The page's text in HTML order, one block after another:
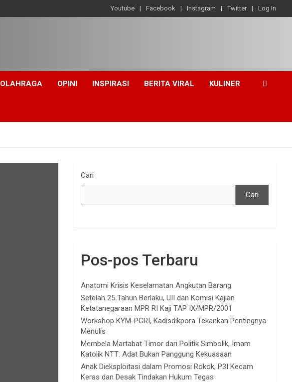
Youtube Facebook Instagram Twitter Log In
OLAHRAGA OPINI INSPIRASI BERITA VIRAL KULINER
Cari
Cari
Pos-pos Terbaru
Anatomi Krisis Keselamatan Angkutan Barang
Setelah 25 Tahun Berlaku, UII dan Komisi Kajian
Ketatanegaraan MPR RI Kaji TAP IX/MPR/2001
Workshop KYM-PGRI, Kadisdikpora Tekankan Pentingnya
Menulis
Membela Martabat Timor dari Politik Simbolik, Imam
Katolik NTT: Adat Bukan Panggung Kekuasaan
Anak Dieksploitasi dalam Promosi Rokok, P3I Kecam
Keras dan Desak Tindakan Hukum Tegas